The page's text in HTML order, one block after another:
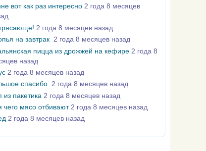
вот как раз интересно 2 года 8 месяцев
2 года 8 месяцев назад
на завтрак 2 года 8 месяцев назад
пицца из дрожжей на кефире 2 года 8
назад
2 года 8 месяцев назад
спасибо 2 года 8 месяцев назад
из пакетика 2 года 8 месяцев назад
чего мясо отбивают 2 года 8 месяцев назад
2 года 8 месяцев назад